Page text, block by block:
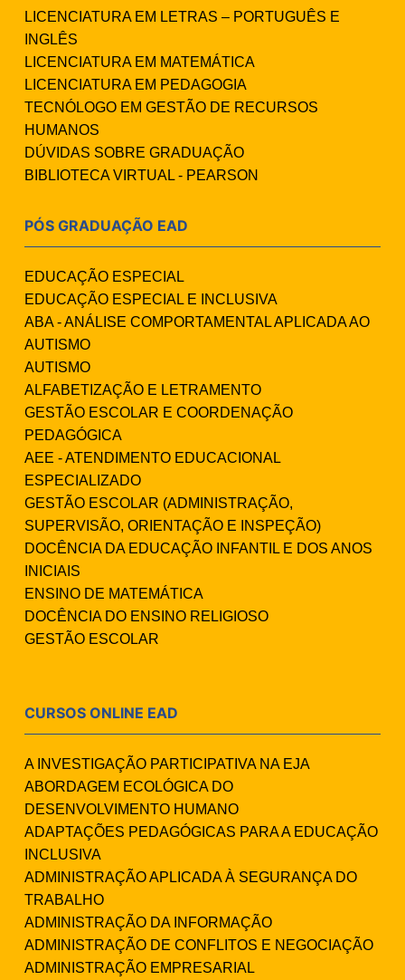
LICENCIATURA EM LETRAS – PORTUGUÊS E
INGLÊS
LICENCIATURA EM MATEMÁTICA
LICENCIATURA EM PEDAGOGIA
TECNÓLOGO EM GESTÃO DE RECURSOS
HUMANOS
DÚVIDAS SOBRE GRADUAÇÃO
BIBLIOTECA VIRTUAL - PEARSON
PÓS GRADUAÇÃO EAD
EDUCAÇÃO ESPECIAL
EDUCAÇÃO ESPECIAL E INCLUSIVA
ABA - ANÁLISE COMPORTAMENTAL APLICADA AO
AUTISMO
AUTISMO
ALFABETIZAÇÃO E LETRAMENTO
GESTÃO ESCOLAR E COORDENAÇÃO
PEDAGÓGICA
AEE - ATENDIMENTO EDUCACIONAL
ESPECIALIZADO
GESTÃO ESCOLAR (ADMINISTRAÇÃO,
SUPERVISÃO, ORIENTAÇÃO E INSPEÇÃO)
DOCÊNCIA DA EDUCAÇÃO INFANTIL E DOS ANOS
INICIAIS
ENSINO DE MATEMÁTICA
DOCÊNCIA DO ENSINO RELIGIOSO
GESTÃO ESCOLAR
CURSOS ONLINE EAD
A INVESTIGAÇÃO PARTICIPATIVA NA EJA
ABORDAGEM ECOLÓGICA DO
DESENVOLVIMENTO HUMANO
ADAPTAÇÕES PEDAGÓGICAS PARA A EDUCAÇÃO
INCLUSIVA
ADMINISTRAÇÃO APLICADA À SEGURANÇA DO
TRABALHO
ADMINISTRAÇÃO DA INFORMAÇÃO
ADMINISTRAÇÃO DE CONFLITOS E NEGOCIAÇÃO
ADMINISTRAÇÃO EMPRESARIAL